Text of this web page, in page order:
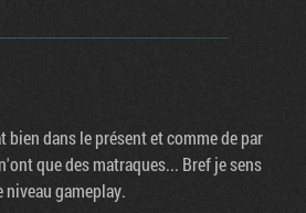
bien dans le présent et comme de par
que des matraques... Bref je sens
gameplay.